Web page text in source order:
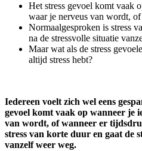
Het stress gevoel komt vaak
waar je nerveus van wordt,
Normaalgesproken is stress
na de stressvolle situatie
Maar wat als de stress
altijd stress hebt?
Iedereen voelt zich wel eens
gevoel komt vaak op wanneer je
van wordt, of wanneer er
stress van korte duur en gaat de
vanzelf weer weg.